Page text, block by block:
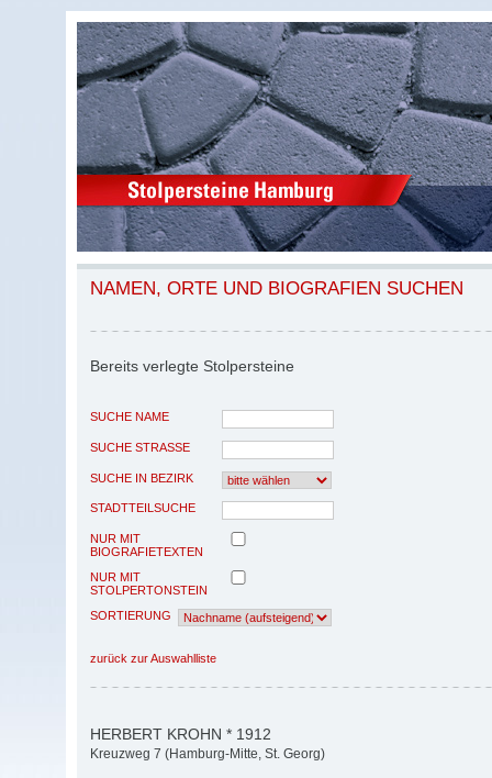
NAMEN, ORTE UND BIOGRAFIEN SUCHEN
Bereits verlegte Stolpersteine
SUCHE NAME
SUCHE STRASSE
SUCHE IN BEZIRK
STADTTEILSUCHE
NUR MIT
BIOGRAFIETEXTEN
NUR MIT
STOLPERTONSTEIN
SORTIERUNG
zurück zur Auswahlliste
HERBERT KROHN * 1912
Kreuzweg 7 (Hamburg-Mitte, St. Georg)